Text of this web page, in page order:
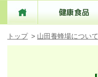
トップ > 山田養蜂場について